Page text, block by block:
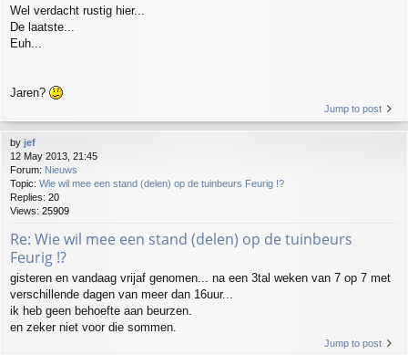
Wel verdacht rustig hier...
De laatste...
Euh...
Jaren?
Jump to post
by jef
12 May 2013, 21:45
Forum: Nieuws
Topic: Wie wil mee een stand (delen) op de tuinbeurs Feurig !?
Replies: 20
Views: 25909
Re: Wie wil mee een stand (delen) op de tuinbeurs
Feurig !?
gisteren en vandaag vrijaf genomen... na een 3tal weken van 7 op 7 met
verschillende dagen van meer dan 16uur...
ik heb geen behoefte aan beurzen.
en zeker niet voor die sommen.
Jump to post